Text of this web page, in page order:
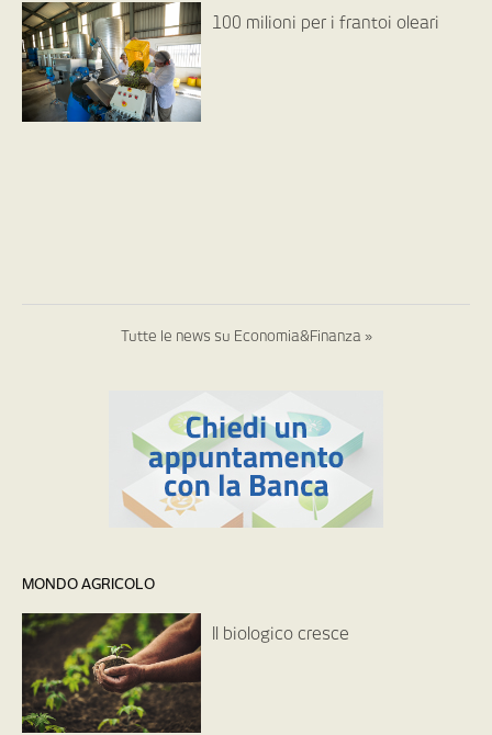
100 milioni per i frantoi oleari
Tutte le news su Economia&Finanza »
MONDO AGRICOLO
Il biologico cresce